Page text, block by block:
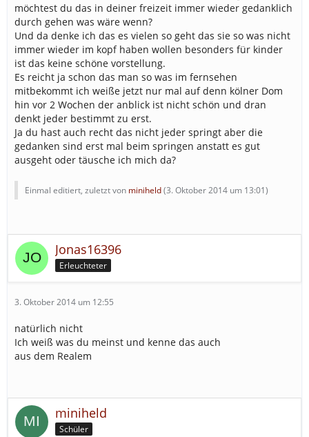
möchtest du das in deiner freizeit immer wieder gedanklich
durch gehen was wäre wenn?
Und da denke ich das es vielen so geht das sie so was nicht
immer wieder im kopf haben wollen besonders für kinder
ist das keine schöne vorstellung.
Es reicht ja schon das man so was im fernsehen
mitbekommt ich weiße jetzt nur mal auf denn kölner Dom
hin vor 2 Wochen der anblick ist nicht schön und dran
denkt jeder bestimmt zu erst.
Ja du hast auch recht das nicht jeder springt aber die
gedanken sind erst mal beim springen anstatt es gut
ausgeht oder täusche ich mich da?
Einmal editiert, zuletzt von miniheld(3. Oktober 2014 um 13:01)
Jonas16396
Erleuchteter
3. Oktober 2014 um 12:55
natürlich nicht
Ich weiß was du meinst und kenne das auch
aus dem Realem
miniheld
Schüler